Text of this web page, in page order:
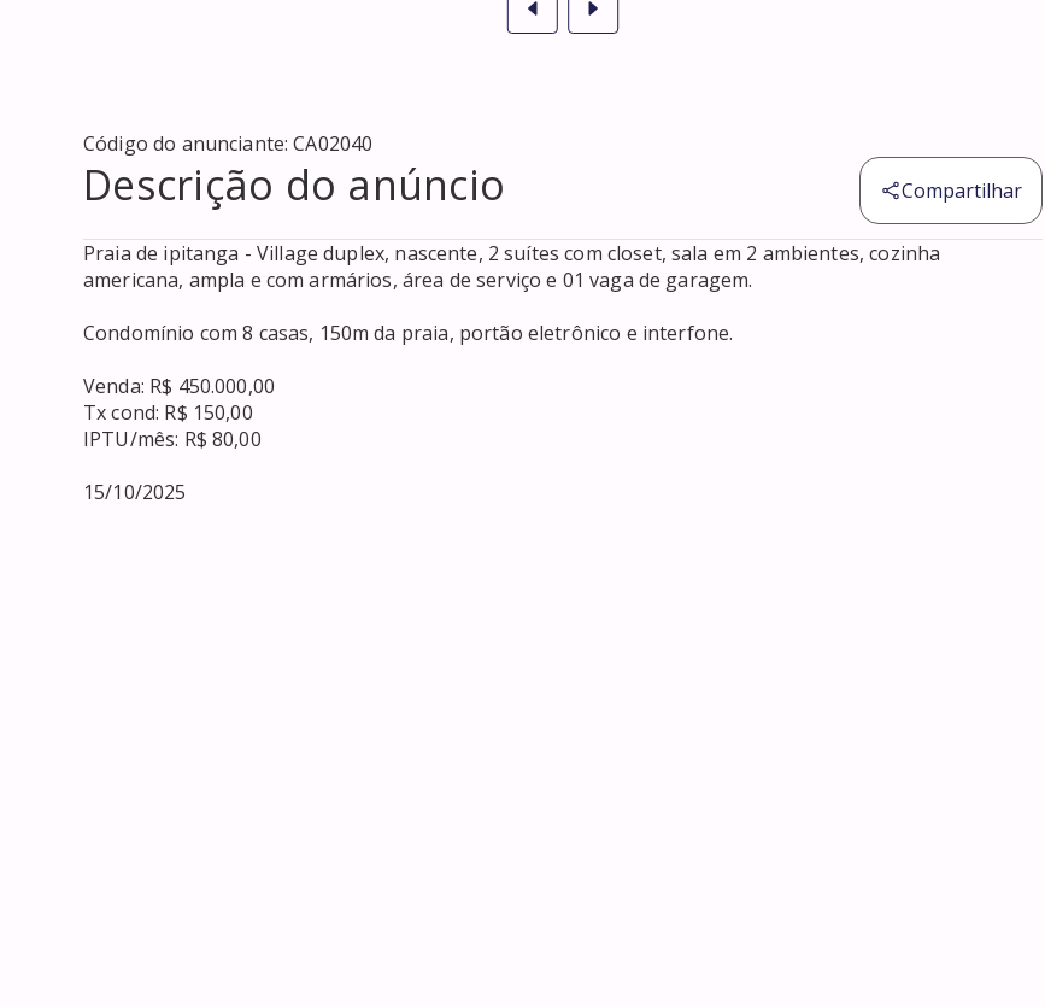
Código do anunciante:CA02040
Descrição do anúncio Compartilhar
Praia de ipitanga - Village duplex, nascente, 2 suítes com closet, sala em 2 ambientes, cozinha
americana, ampla e com armários, área de serviço e 01 vaga de garagem.
Condomínio com 8 casas, 150m da praia, portão eletrônico e interfone.
Venda: R$ 450.000,00
Tx cond: R$ 150,00
IPTU/mês: R$ 80,00
15/10/2025